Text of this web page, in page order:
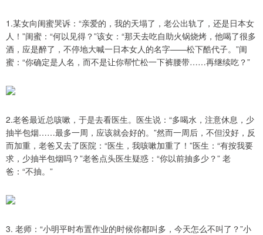
1.某女向闺蜜哭诉：“亲爱的，我的天塌了，老公出轨了，还是日本女
人！”闺蜜：“何以见得？”该女：“那天去吃自助火锅烧烤，他喝了很多
酒，应是醉了，不停地大喊一日本女人的名字——松下酷代子。”闺
蜜：“你确定是人名，而不是让你帮忙松一下裤腰带……再继续吃？”
2.老爸最近总咳嗽，于是去看医生。医生说：“多喝水，注意休息，少
抽半包烟……最多一周，应该就会好的。”然而一周后，不但没好，反
而加重，老爸又去了医院：“医生，我咳嗽加重了！”医生：“有按我要
求，少抽半包烟吗？”老爸点头医生疑惑：“你以前抽多少？” 老
爸：“不抽。”
3. 老师：“小明平时布置作业的时候你都叫多，今天怎么不叫了？”小